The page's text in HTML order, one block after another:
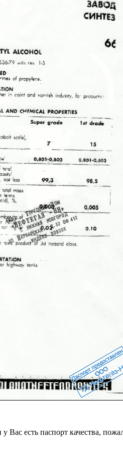
у Вас есть паспорт качества,